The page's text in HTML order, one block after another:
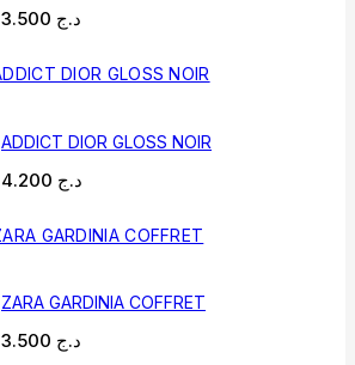
د.ج
ADDICT DIOR GLOSS NOIR
د.ج
ZARA GARDINIA COFFRET
د.ج